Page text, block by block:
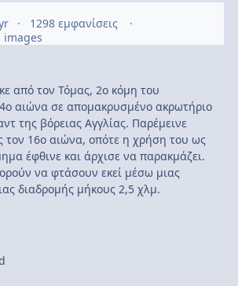
1298 εμφανίσεις
images
από τον Τόμας, 2ο κόμη του
αιώνα σε απομακρυσμένο ακρωτήριο
της βόρειας Αγγλίας. Παρέμεινε
τον 16ο αιώνα, οπότε η χρήση του ως
έφθινε και άρχισε να παρακμάζει.
να φτάσουν εκεί μέσω μιας
διαδρομής μήκους 2,5 χλμ.